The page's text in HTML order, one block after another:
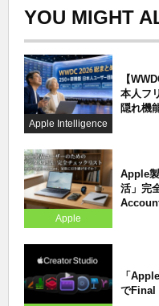
YOU MIGHT
Apple Intelligence
【
本人フ
隠れ機
Apple
Apple
活」完
「
でFinal